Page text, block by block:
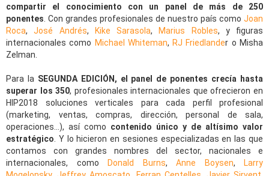
compartir el conocimiento con un panel de más de 250
ponentes . Con grandes profesionales de nuestro país como Joan
Roca,José Andrés, Kike Sarasola, Marius Robles, y figuras
internacionales como Michael Whiteman, RJ Friedlander o Misha
Zelman.
Para la SEGUNDA EDICIÓN, el panel de ponentes crecía hasta
superar los 350, profesionales internacionales que ofrecieron en
HIP2018 soluciones verticales para cada perfil profesional
(marketing, ventas, compras, dirección, personal de sala,
operaciones…), así como contenido único y de altísimo valor
estratégico . Y lo hicieron en sesiones especializadas en las que
contamos con grandes nombres del sector, nacionales e
internacionales, como
Donald Burns, Anne Boysen,
Larry